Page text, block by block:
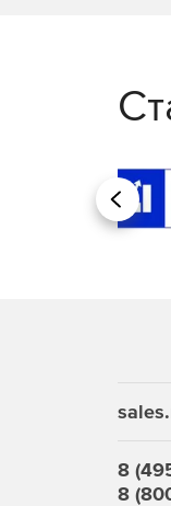
Назад
8
8